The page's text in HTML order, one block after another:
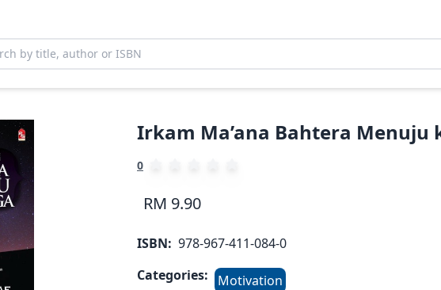
Irkam Ma’ana Bahtera Menuju
0
RM 9.90
ISBN: 978-967-411-084-0
Categories:
Motivation